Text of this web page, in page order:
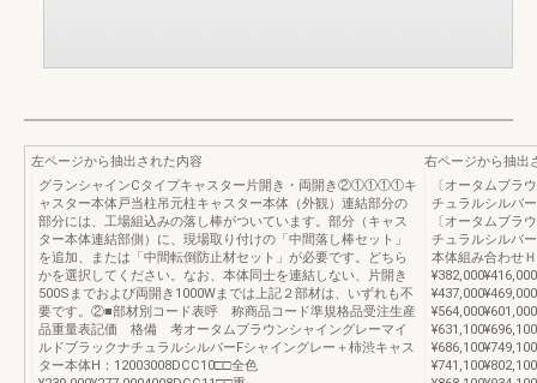
左ページから抽出された内容
グランシャインCタイプキャスター片開き・両開き②①①①①キ
ャスター本体戸当柱吊元柱キャスター本体（外観）連結部分の
部分には、工場組込みの落し棒がついています。部分（キャス
ター本体連結部側）に、現場取り付けの「中間落し棒セット」
を追加、または「中間転倒防止材セット」が必要です。どちら
かを選択してください。なお、本体同士を連結しない、片開き
500Sまでおよび両開き1000Wまでは上記２部材は、いずれも不
要です。②■部材別コード表呼 称商品コード準規格品受注生産
品重量表記価 格備 考オータムブラウンシャイングレーマイ
ルドブラックナチュラルシルバーFシャイングレー＋柿渋キャス
ター本体H：12003008DCC10□□全色
右ページから抽出
〔オータムブラ
チュラルシルバ
〔オータムブラ
チュラルシルバ
本体組み合わせ